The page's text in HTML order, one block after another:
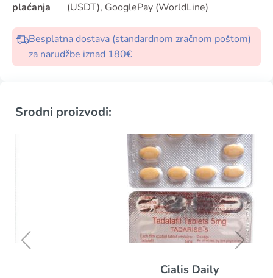
plaćanja
(USDT), GooglePay (WorldLine)
Besplatna dostava (standardnom zračnom poštom)
za narudžbe iznad 180€
Srodni proizvodi:
Cialis Daily